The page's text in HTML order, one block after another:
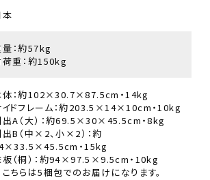
本
：約57kg
重：約150kg
体：約102×30.7×87.5cm・14kg
イドフレーム：約203.5×14×10cm・10kg
出A（大）：約69.5×30×45.5cm・8kg
出B（中×2、小×2）：約
・15kg
板（桐）：約94×97.5×9.5cm・10kg
ちらは5梱包でのお届けになります。